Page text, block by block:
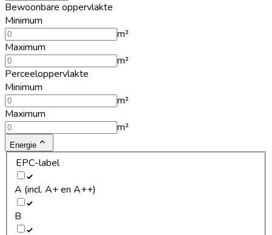
Bewoonbare oppervlakte
Minimum
m²
Maximum
m²
Perceeloppervlakte
Minimum
m²
Maximum
m²
Energie
EPC-label
A (incl. A+ en A++)
B